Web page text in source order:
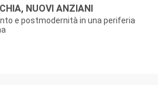
NUOVI ANZIANI
e postmodernità in una periferia